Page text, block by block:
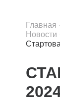
Главная ·
Новости